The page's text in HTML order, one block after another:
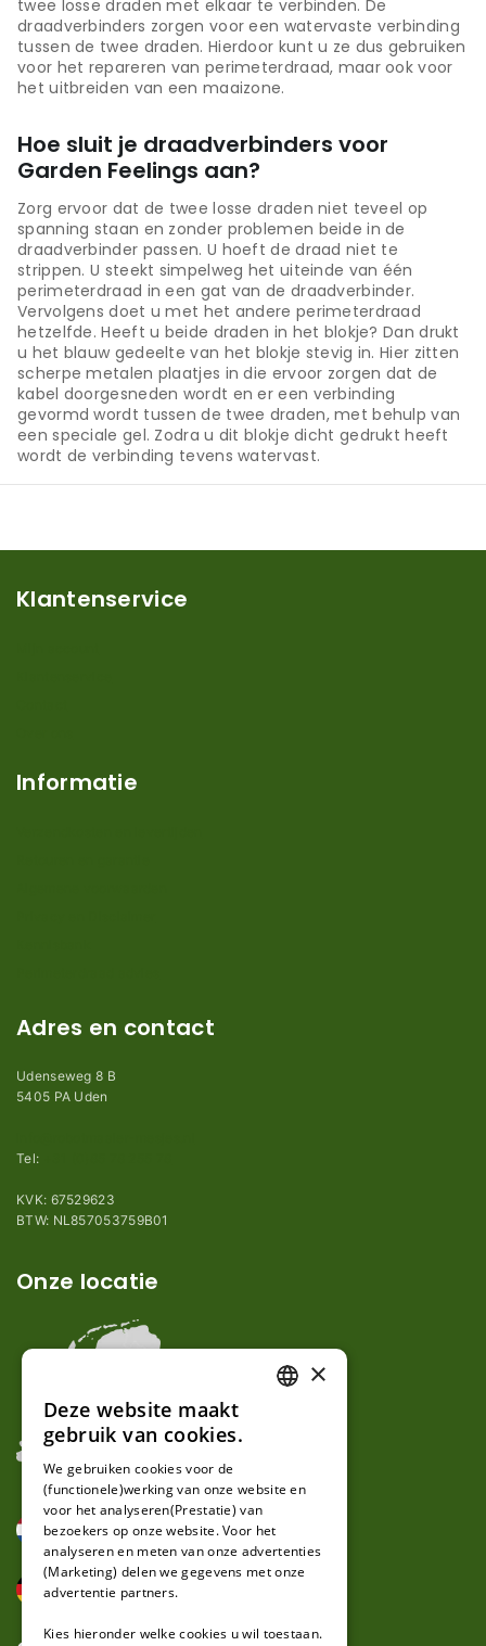
twee losse draden met elkaar te verbinden. De
draadverbinders zorgen voor een watervaste verbinding
tussen de twee draden. Hierdoor kunt u ze dus gebruiken
voor het repareren van perimeterdraad, maar ook voor
het uitbreiden van een maaizone.
Hoe sluit je draadverbinders voor
Garden Feelings aan?
Zorg ervoor dat de twee losse draden niet teveel op
spanning staan en zonder problemen beide in de
draadverbinder passen. U hoeft de draad niet te
strippen. U steekt simpelweg het uiteinde van één
perimeterdraad in een gat van de draadverbinder.
Vervolgens doet u met het andere perimeterdraad
hetzelfde. Heeft u beide draden in het blokje? Dan drukt
u het blauw gedeelte van het blokje stevig in. Hier zitten
scherpe metalen plaatjes in die ervoor zorgen dat de
kabel doorgesneden wordt en er een verbinding
gevormd wordt tussen de twee draden, met behulp van
een speciale gel. Zodra u dit blokje dicht gedrukt heeft
wordt de verbinding tevens watervast.
Klantenservice
Informatie
Adres en contact
Udenseweg 8 B
5405 PA Uden
Tel:
KVK: 67529623
BTW: NL857053759B01
Onze locatie
GERMAN
×
Deze website maakt
gebruik van cookies.
We gebruiken cookies voor de
(functionele)werking van onze website en
voor het analyseren(Prestatie) van
bezoekers op onze website. Voor het
analyseren en meten van onze advertenties
(Marketing) delen we gegevens met onze
advertentie partners.
Kies hieronder welke cookies u wil toestaan.